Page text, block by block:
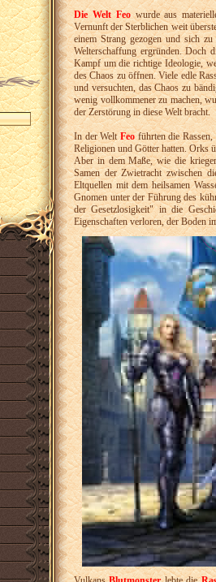
Die Welt Feowurde aus
Vernunft der Sterblichen weit
einem Strang gezogen und sich
Welterschaffung ergründen. Doch
Kampf um die richtige Ideologie,
des Chaos zu öffnen. Viele edle
und versuchten, das Chaos zu
wenig vollkommener zu machen,
der Zerstörung in diese Welt bracht.
In der WeltFeoführten die
Religionen und Götter hatten. Orks
Aber in dem Maße, wie die
Samen der Zwietracht zwischen
Eltquellen mit dem heilsamen
Gnomen unter der Führung des
der Gesetzlosigkeit" in die
Eigenschaften verloren, der Boden